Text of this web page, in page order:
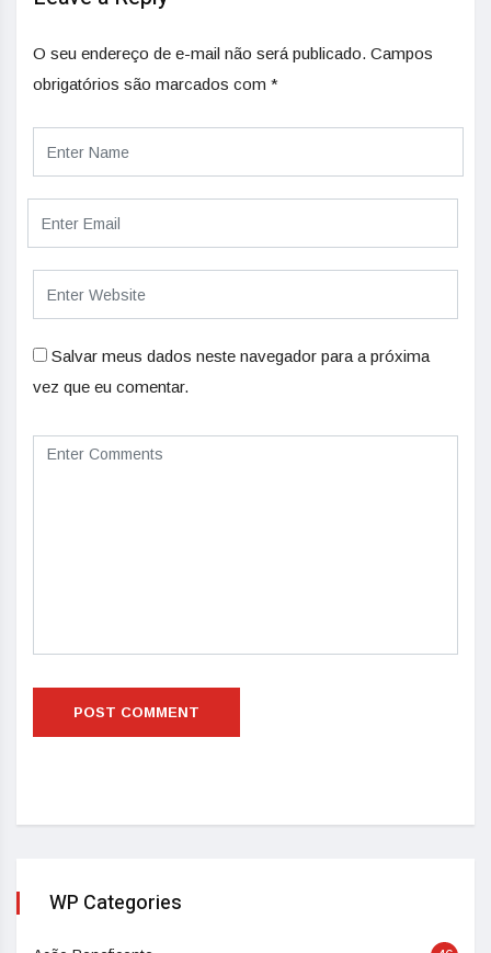
O seu endereço de e-mail não será publicado. Campos
obrigatórios são marcados com *
Salvar meus dados neste navegador para a próxima
vez que eu comentar.
WP Categories